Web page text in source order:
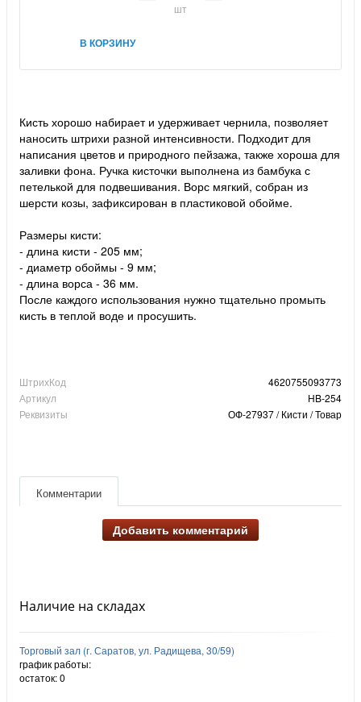
шт
В КОРЗИНУ
Кисть хорошо набирает и удерживает чернила, позволяет
наносить штрихи разной интенсивности. Подходит для
написания цветов и природного пейзажа, также хороша для
заливки фона. Ручка кисточки выполнена из бамбука с
петелькой для подвешивания. Ворс мягкий, собран из
шерсти козы, зафиксирован в пластиковой обойме.
Размеры кисти:
- длина кисти - 205 мм;
- диаметр обоймы - 9 мм;
- длина ворса - 36 мм.
После каждого использования нужно тщательно промыть
кисть в теплой воде и просушить.
ШтрихКод
4620755093773
Артикул
НB-254
Реквизиты
ОФ-27937 / Кисти / Товар
Комментарии
Добавить комментарий
Наличие на складах
Торговый зал (г. Саратов, ул. Радищева, 30/59)
график работы:
остаток:0